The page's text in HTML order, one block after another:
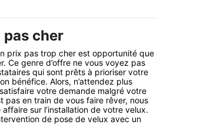
cher
prix pas trop cher est opportunité que
Ce genre d’offre ne vous voyez pas
qui sont prêts à prioriser votre
bénéfice. Alors, n’attendez plus
votre demande malgré votre
pas en train de vous faire rêver, nous
sur l’installation de votre velux.
de pose de velux avec un